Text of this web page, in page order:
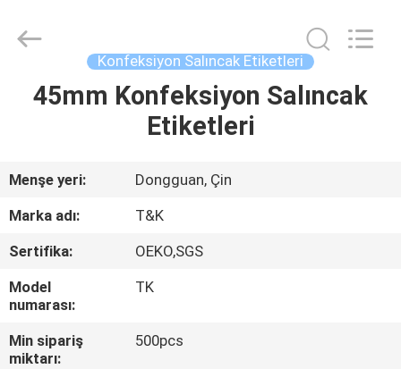
S
HAKKIMIZDA
FABRIKA
TURU
Accessories
Co.,Ltd.
Konfeksiyon Salıncak Etiketleri
45mm Konfeksiyon Salıncak
Etiketleri
Menşe yeri:
Dongguan, Çin
Marka adı:
T&K
Sertifika:
OEKO,SGS
Model
numarası:
TK
Min sipariş
miktarı:
500pcs